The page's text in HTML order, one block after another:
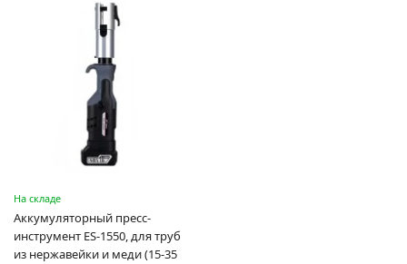
На складе
Аккумуляторный пресс-
инструмент ES-1550, для труб
из нержавейки и меди (15-35